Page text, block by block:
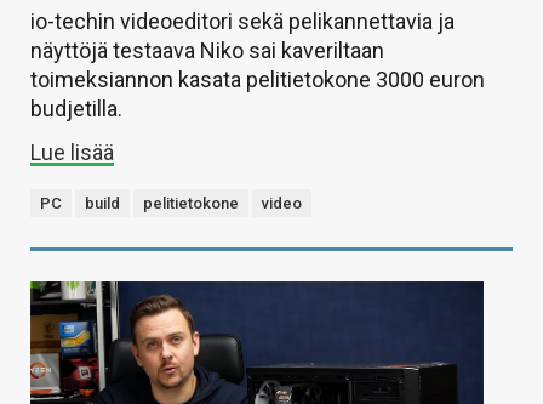
io-techin videoeditori sekä pelikannettavia ja
näyttöjä testaava Niko sai kaveriltaan
toimeksiannon kasata pelitietokone 3000 euron
budjetilla.
Lue lisää
PC build pelitietokone video